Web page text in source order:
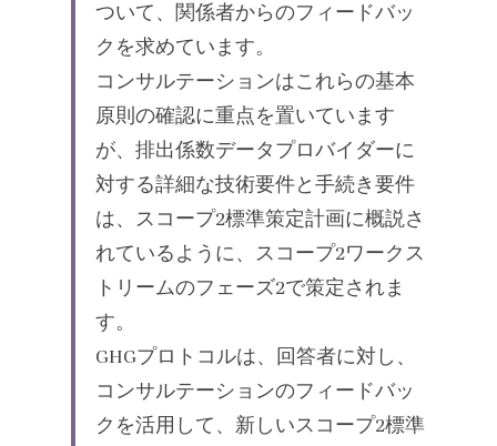
ついて、関係者からのフィードバッ
クを求めています。
コンサルテーションはこれらの基本
原則の確認に重点を置いています
が、排出係数データプロバイダーに
対する詳細な技術要件と手続き要件
は、スコープ2標準策定計画に概説さ
れているように、スコープ2ワークス
トリームのフェーズ2で策定されま
す。
GHGプロトコルは、回答者に対し、
コンサルテーションのフィードバッ
クを活用して、新しいスコープ2標準